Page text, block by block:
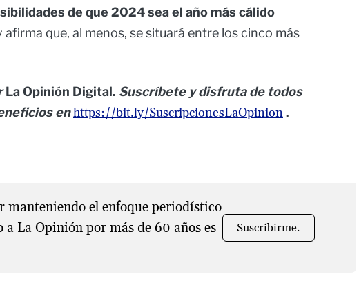
de que 2024 sea el año más cálido
afirma que, al menos, se situará entre los cinco más
La Opinión Digital. Suscríbete y disfruta de todos
enhttps://bit.ly/SuscripcionesLaOpinion.
manteniendo el enfoque periodístico
a La Opinión por más de 60 años es
Suscribirme.